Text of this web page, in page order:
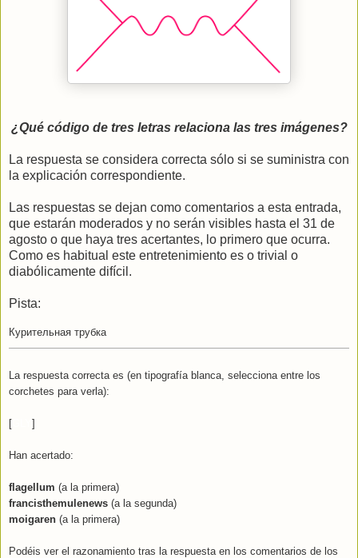
¿Qué código de tres letras relaciona las tres imágenes?
La respuesta se considera correcta sólo si se suministra con
la explicación correspondiente.
Las respuestas se dejan como comentarios a esta entrada,
que estarán moderados y no serán visibles hasta el 31 de
agosto o que haya tres acertantes, lo primero que ocurra.
Como es habitual este entretenimiento es o trivial o
diabólicamente difícil.
Pista:
Курительная трубка
La respuesta correcta es (en tipografía blanca, selecciona entre los
corchetes para verla):
[ ]
Han acertado:
flagellum (a la primera)
francisthemulenews (a la segunda)
moigaren (a la primera)
Podéis ver el razonamiento tras la respuesta en los comentarios de los